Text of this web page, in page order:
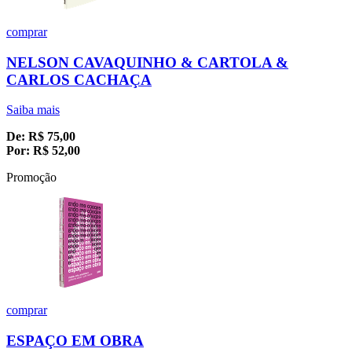
comprar
NELSON CAVAQUINHO & CARTOLA &
CARLOS CACHAÇA
Saiba mais
De: R$ 75,00
Por: R$ 52,00
Promoção
comprar
ESPAÇO EM OBRA